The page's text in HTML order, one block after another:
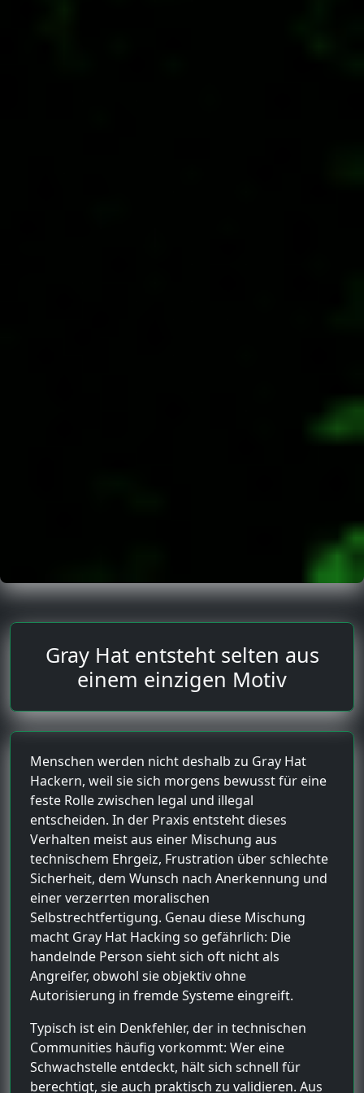
Gray Hat entsteht selten aus
einem einzigen Motiv
Menschen werden nicht deshalb zu Gray Hat
Hackern, weil sie sich morgens bewusst für eine
feste Rolle zwischen legal und illegal
entscheiden. In der Praxis entsteht dieses
Verhalten meist aus einer Mischung aus
technischem Ehrgeiz, Frustration über schlechte
Sicherheit, dem Wunsch nach Anerkennung und
einer verzerrten moralischen
Selbstrechtfertigung. Genau diese Mischung
macht Gray Hat Hacking so gefährlich: Die
handelnde Person sieht sich oft nicht als
Angreifer, obwohl sie objektiv ohne
Autorisierung in fremde Systeme eingreift.
Typisch ist ein Denkfehler, der in technischen
Communities häufig vorkommt: Wer eine
Schwachstelle entdeckt, hält sich schnell für
berechtigt, sie auch praktisch zu validieren. Aus